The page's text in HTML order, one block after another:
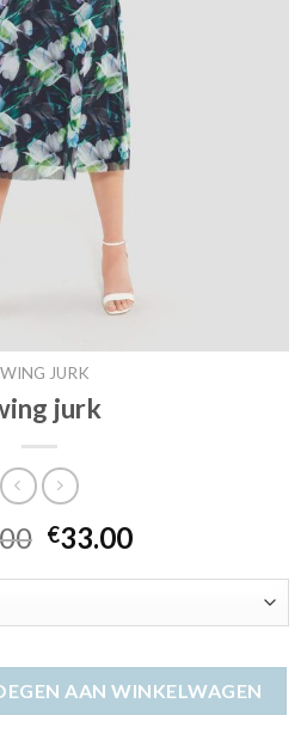
JURK
jurk
€33.00
AAN WINKELWAGEN